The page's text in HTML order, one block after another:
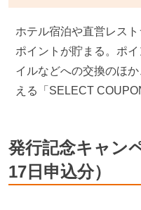
ホテル宿泊や直営レス
ポイントが貯まる。ポ
イルなどへの交換のほ
える「SELECT
発行記念キャン
17日申込分）